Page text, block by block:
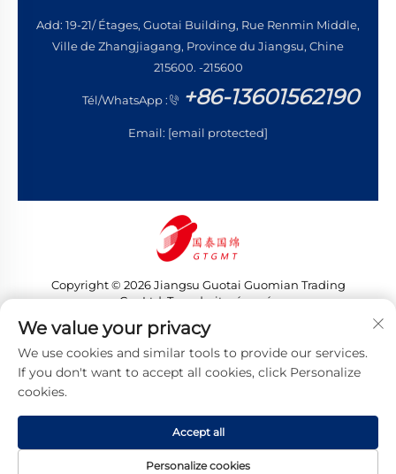
Add: 19-21/ Étages, Guotai Building, Rue Renmin Middle,
Ville de Zhangjiagang, Province du Jiangsu, Chine
215600. -215600
Tél/WhatsApp : +86-13601562190
Email: [email protected]
Copyright © 2026 Jiangsu Guotai Guomian Trading
Co., Ltd. Tous droits réservés
Politique de confidentialité
We value your privacy
We use cookies and similar tools to provide our services.
If you don't want to accept all cookies, click Personalize
cookies.
Personalize cookies
Accept all